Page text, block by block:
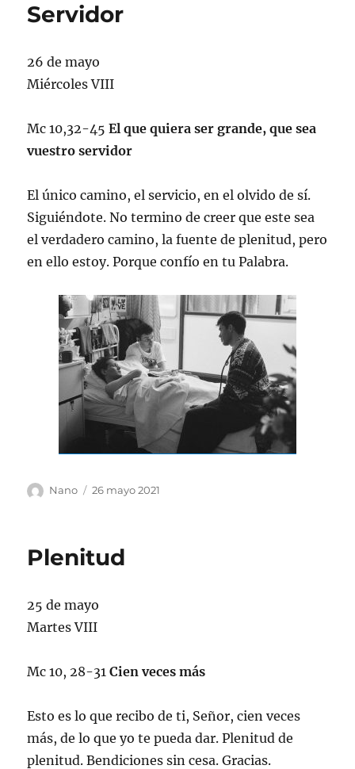
Servidor
26 de mayo
Miércoles VIII
Mc 10,32-45El que quiera ser grande, que sea
vuestro servidor
El único camino, el servicio, en el olvido de sí.
Siguiéndote. No termino de creer que este sea
el verdadero camino, la fuente de plenitud, pero
en ello estoy. Porque confío en tu Palabra.
Autor
Nano
Publicado
26 mayo 2021
Plenitud
25 de mayo
Martes VIII
Mc 10, 28-31 Cien veces más
Esto es lo que recibo de ti, Señor, cien veces
más, de lo que yo te pueda dar. Plenitud de
plenitud. Bendiciones sin cesa. Gracias.